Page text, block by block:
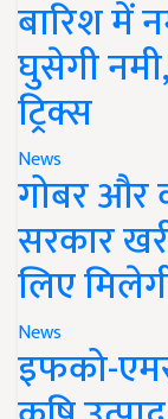
बारिश में
घुसेगी
ट्रिक्स
News
गोबर और
सरकार
लिए
News
इफको-